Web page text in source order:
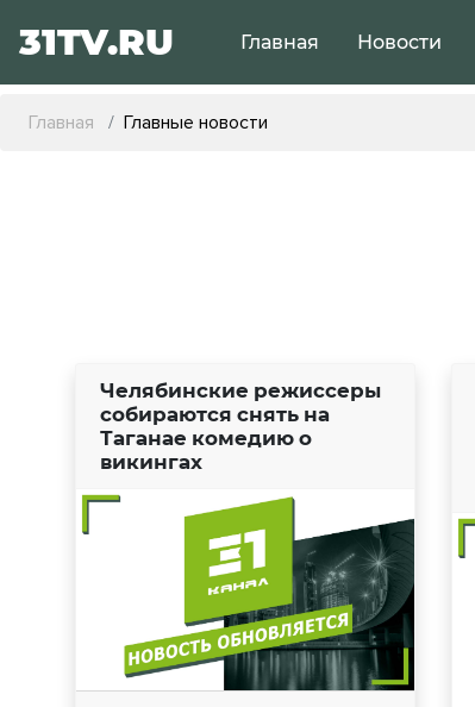
31TV.RU Главная Новости
Главная Главные новости
Челябинские режиссеры
собираются снять на
Таганае комедию о
викингах